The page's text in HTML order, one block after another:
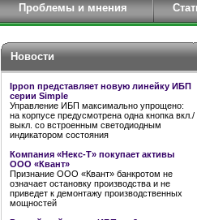
Проблемы и мнения
Новости
Ippon представляет новую линейку ИБП
серии Simple
Управление ИБП максимально упрощено:
на корпусе предусмотрена одна кнопка вкл./
выкл. со встроенным светодиодным
индикатором состояния
Компания «Некс-Т» покупает активы
ООО «Квант»
Признание ООО «Квант» банкротом не
означает остановку производства и не
приведет к демонтажу производственных
мощностей